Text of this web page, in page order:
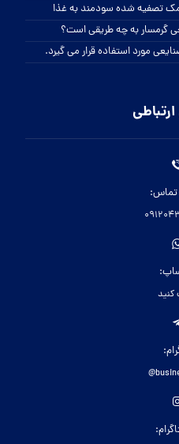
تصفیه شده سودمند به غذا
به چه طریقی است؟
مورد استفاده قرار می گیرد.
تماس:
کنید